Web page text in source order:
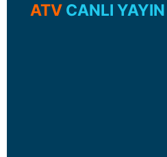
ATV CANLI YAYIN